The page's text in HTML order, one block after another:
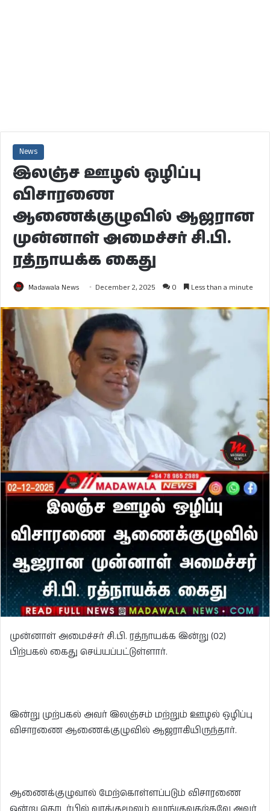
News
இலஞ்ச ஊழல் ஒழிப்பு
விசாரணை
ஆணைக்குழுவில் ஆஜரான
முன்னாள் அமைச்சர் சி.பி.
ரத்நாயக்க கைது
Madawala News December 2, 2025 0 Less than a minute
முன்னாள் அமைச்சர் சி.பி. ரத்நாயக்க இன்று (02)
பிற்பகல் கைது செய்யப்பட்டுள்ளார்.
இன்று முற்பகல் அவர் இலஞ்சம் மற்றும் ஊழல் ஒழிப்பு
விசாரணை ஆணைக்குழுவில் ஆஜராகியிருந்தார்.
ஆணைக்குழுவால் மேற்கொள்ளப்படும் விசாரணை